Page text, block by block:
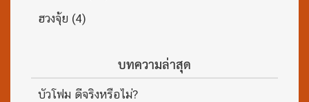
ฮวงจุ้ย (4)
บทความล่าสุด
บัวโฟม ดีจริงหรือไม่?